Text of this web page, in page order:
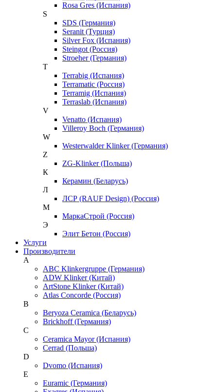
Rosa Gres (Испания)
S
SDS (Германия)
Seranit (Турция)
Silver Fox (Испания)
Steingot (Россия)
Stroeher (Германия)
T
Terrabig (Испания)
Terramatic (Россия)
Terramig (Испания)
Terraslab (Испания)
V
Venatto (Испания)
Villeroy Boch (Германия)
W
Westerwalder Klinker (Германия)
Z
ZG-Klinker (Польша)
К
Керамин (Беларусь)
Л
ЛСР (RAUF Design) (Россия)
М
МаркаСтрой (Россия)
Э
Элит Бетон (Россия)
Услуги
Производители
A
ABC Klinkergruppe (Германия)
ADW Klinker (Китай)
ArtStone Klinker (Китай)
Atlas Concorde (Россия)
B
Beryoza Ceramica (Беларусь)
Brickhoff (Германия)
C
Ceramica Mayor (Испания)
Cerrad (Польша)
D
Dvomo (Испания)
E
Euramic (Германия)